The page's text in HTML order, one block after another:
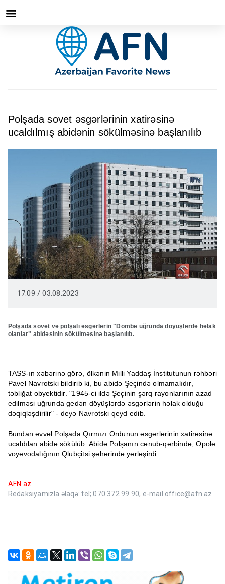
Polşada sovet əsgərlərinin xatirəsinə
ucaldılmış abidənin sökülməsinə başlanılıb
17:09 / 03.08.2023
Polşada sovet və polşalı əsgərlərin "Dombe uğrunda döyüşlərdə həlak
olanlar" abidəsinin sökülməsinə başlanılıb.
TASS-ın xəbərinə görə, ölkənin Milli Yaddaş İnstitutunun rəhbəri
Pavel Navrotski bildirib ki, bu abidə Şeçində olmamalıdır,
təbliğat obyektidir. "1945-ci ildə Şeçinin şərq rayonlarının azad
edilməsi uğrunda gedən döyüşlərdə əsgərlərin həlak olduğu
dəqiqləşdirilir" - deyə Navrotski qeyd edib.
Bundan əvvəl Polşada Qırmızı Ordunun əsgərlərinin xatirəsinə
ucaldılan abidə sökülüb. Abidə Polşanın cənub-qərbində, Opole
voyevodalığının Qlubçitsi şəhərində yerləşirdi.
AFN.az
Redaksiyamızla əlaqə: tel; 070 372 99 90, e-mail office@afn.az